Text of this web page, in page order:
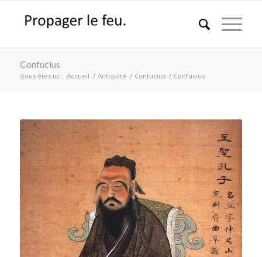
Confucius
Vous êtes ici : Accueil / Antiquité / Confucius / Confucius